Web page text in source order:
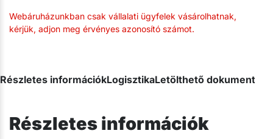
Webáruházunkban csak vállalati ügyfelek vásárolhatnak,
kérjük, adjon meg érvényes azonosító számot.
Részletes információkLogisztikaLetölthető
Részletes információk